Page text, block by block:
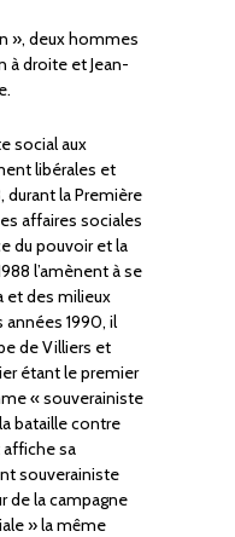
», deux hommes
à droite et Jean-
social aux
libérales et
durant la Première
affaires sociales
du pouvoir et la
l’amènent à se
et des milieux
années 1990, il
de Villiers et
étant le premier
« souverainiste
bataille contre
affiche sa
souverainiste
de la campagne
» la même